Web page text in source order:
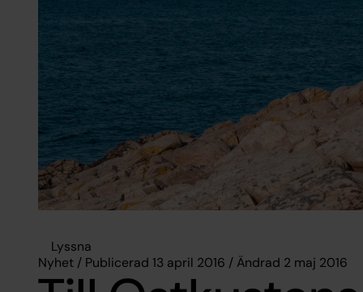
Lyssna
Nyhet / Publicerad 13 april 2016 / Ändrad 2 maj 2016